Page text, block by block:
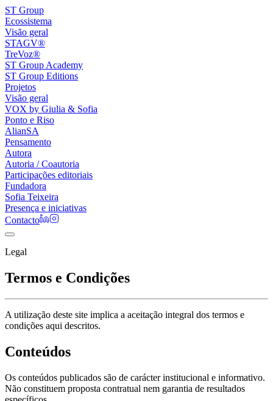
ST Group
Ecossistema
Visão geral
STAGV®
TreVoz®
ST Group Academy
ST Group Editions
Projetos
Visão geral
VOX by Giulia & Sofia
Ponto e Riso
AlianSA
Pensamento
Autora
Autoria / Coautoria
Participações editoriais
Fundadora
Sofia Teixeira
Presença e iniciativas
Contacto
Legal
Termos e Condições
A utilização deste site implica a aceitação integral dos termos e
condições aqui descritos.
Conteúdos
Os conteúdos publicados são de carácter institucional e informativo.
Não constituem proposta contratual nem garantia de resultados